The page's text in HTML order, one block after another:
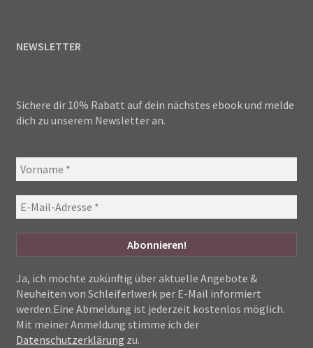
NEWSLETTER
Sichere dir 10% Rabatt auf dein nächstes ebook und melde
dich zu unserem Newsletter an.
Ja, ich möchte zukünftig über aktuelle Angebote &
Neuheiten von Schleiferlwerk per E-Mail informiert
werden.Eine Abmeldung ist jederzeit kostenlos möglich.
Mit meiner Anmeldung stimme ich der
Datenschutzerklärung zu.